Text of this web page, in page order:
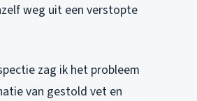
weg uit een verstopte
zag ik het probleem
van gestold vet en